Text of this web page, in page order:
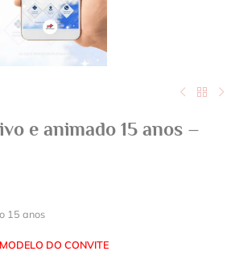
e animado 15 anos –
15 anos
DO CONVITE